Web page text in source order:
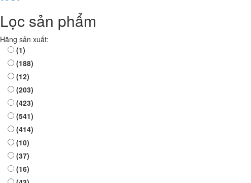
Lọc sản phẩm
Hãng sản xuất:
(1)
(188)
(12)
(203)
(423)
(541)
(414)
(10)
(37)
(16)